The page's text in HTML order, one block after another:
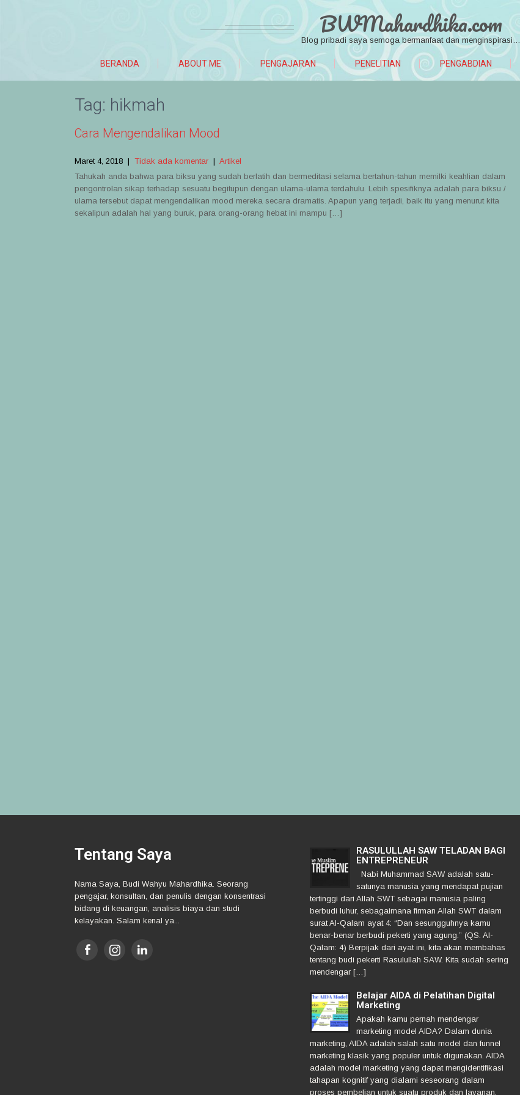
BWMahardhika.com
Blog pribadi saya semoga bermanfaat dan menginspirasi…
BERANDA ABOUT ME PENGAJARAN PENELITIAN PENGABDIAN
Tag: hikmah
Cara Mengendalikan Mood
Maret 4, 2018 | Tidak ada komentar | Artikel
Tahukah anda bahwa para biksu yang sudah berlatih dan bermeditasi selama bertahun-tahun memilki keahlian dalam
pengontrolan sikap terhadap sesuatu begitupun dengan ulama-ulama terdahulu. Lebih spesifiknya adalah para biksu /
ulama tersebut dapat mengendalikan mood mereka secara dramatis. Apapun yang terjadi, baik itu yang menurut kita
sekalipun adalah hal yang buruk, para orang-orang hebat ini mampu […]
Tentang Saya
Nama Saya, Budi Wahyu Mahardhika. Seorang
pengajar, konsultan, dan penulis dengan konsentrasi
bidang di keuangan, analisis biaya dan studi
kelayakan. Salam kenal ya...
RASULULLAH SAW TELADAN BAGI
ENTREPRENEUR
Nabi Muhammad SAW adalah satu-
satunya manusia yang mendapat pujian
tertinggi dari Allah SWT sebagai manusia paling
berbudi luhur, sebagaimana firman Allah SWT dalam
surat Al-Qalam ayat 4: “Dan sesungguhnya kamu
benar-benar berbudi pekerti yang agung.” (QS. Al-
Qalam: 4) Berpijak dari ayat ini, kita akan membahas
tentang budi pekerti Rasulullah SAW. Kita sudah sering
mendengar […]
Belajar AIDA di Pelatihan Digital
Marketing
Apakah kamu pernah mendengar
marketing model AIDA? Dalam dunia
marketing, AIDA adalah salah satu model dan funnel
marketing klasik yang populer untuk digunakan. AIDA
adalah model marketing yang dapat mengidentifikasi
tahapan kognitif yang dialami seseorang dalam
proses pembelian untuk suatu produk dan layanan.